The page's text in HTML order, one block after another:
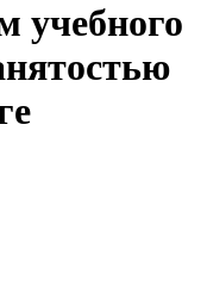
учебного